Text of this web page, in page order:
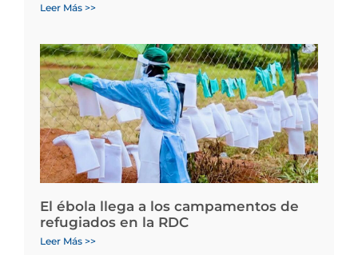
Leer Más >>
El ébola llega a los campamentos de
refugiados en la RDC
Leer Más >>